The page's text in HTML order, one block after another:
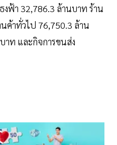
ฟ้า 32,786.3 ล้านบาท ร้าน
ค้าทั่วไป 76,750.3 ล้าน
าท และกิจการขนส่ง